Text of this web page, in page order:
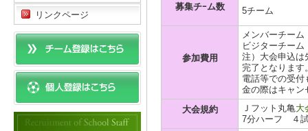
募集チｰム数
5チーム
参加費用
メンバーチー
ビジターチー
注）大会申込は
完了となります
電話等での受
金の際はキャン
大会規約
Ｊフット丸亀 大
7分ハーフ ４
リンクページ